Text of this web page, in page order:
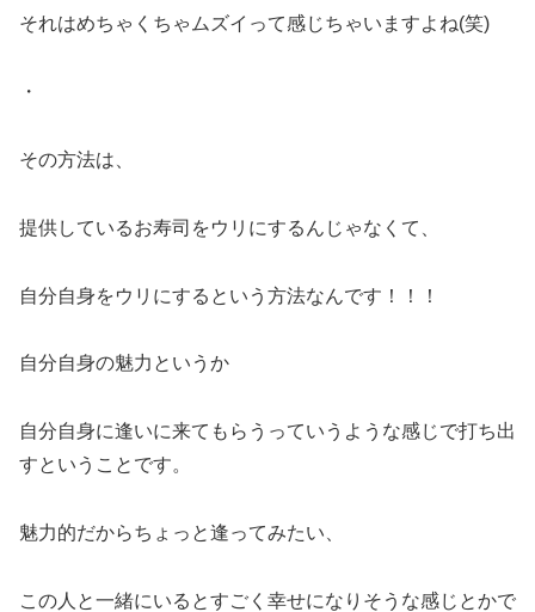
それはめちゃくちゃムズイって感じちゃいますよね(笑)
・
その方法は、
提供しているお寿司をウリにするんじゃなくて、
自分自身をウリにするという方法なんです！！！
自分自身の魅力というか
自分自身に逢いに来てもらうっていうような感じで打ち出
すということです。
魅力的だからちょっと逢ってみたい、
この人と一緒にいるとすごく幸せになりそうな感じとかで